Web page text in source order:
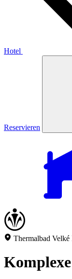
Hotel
Reservieren
Thermalbad